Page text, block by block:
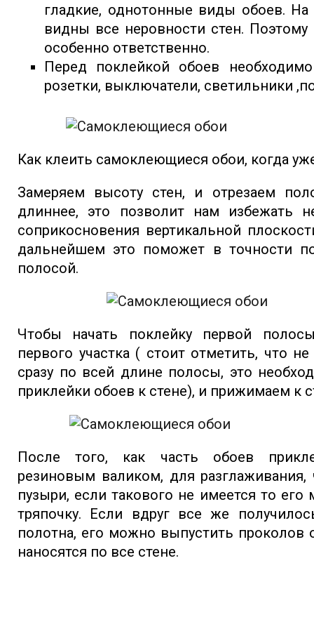
гладкие, однотонные виды обоев. На
видны все неровности стен. Поэтому
особенно ответственно.
Перед поклейкой обоев
розетки, выключатели, светильники
Как клеить самоклеющиеся обои, когда
Замеряем высоту стен, и отрезаем
длиннее, это позволит нам избежать
соприкосновения вертикальной
дальнейшем это поможет в точности
полосой.
Чтобы начать поклейку первой
первого участка ( стоит отметить, что
сразу по всей длине полосы, это
приклейки обоев к стене), и прижимаем к
После того, как часть обоев
резиновым валиком, для
пузыри, если такового не имеется то
тряпочку. Если вдруг все же
полотна, его можно выпустить проколов
наносятся по все стене.